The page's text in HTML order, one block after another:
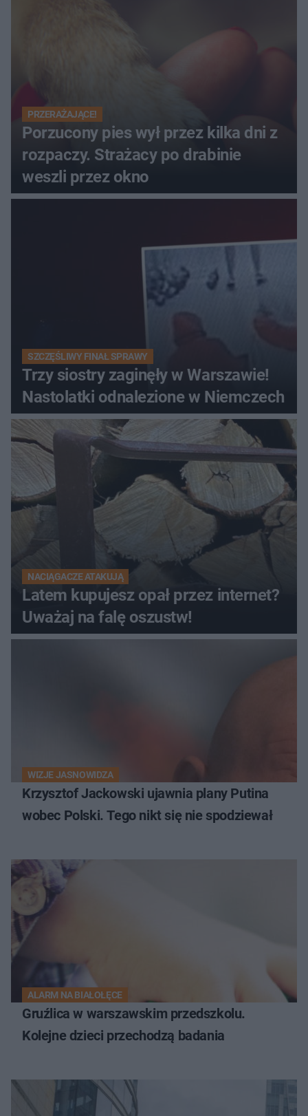
PRZERAŻAJĄCE!
Porzucony pies wył przez kilka dni z
rozpaczy. Strażacy po drabinie
weszli przez okno
SZCZĘŚLIWY FINAŁ SPRAWY
Trzy siostry zaginęły w Warszawie!
Nastolatki odnalezione w Niemczech
NACIĄGACZE ATAKUJĄ
Latem kupujesz opał przez internet?
Uważaj na falę oszustw!
WIZJE JASNOWIDZA
Krzysztof Jackowski ujawnia plany Putina
wobec Polski. Tego nikt się nie spodziewał
ALARM NA BIAŁOŁĘCE
Gruźlica w warszawskim przedszkolu.
Kolejne dzieci przechodzą badania